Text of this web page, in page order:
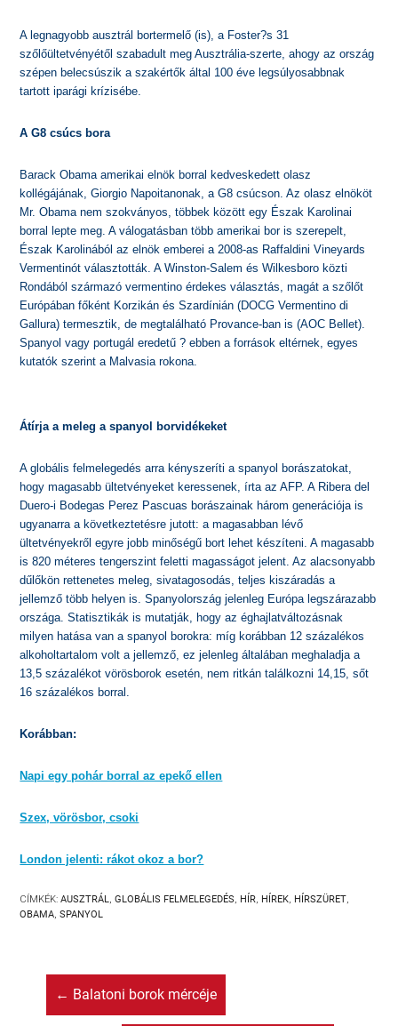
A legnagyobb ausztrál bortermelő (is), a Foster?s 31
szőlőültetvényétől szabadult meg Ausztrália-szerte, ahogy az ország
szépen belecsúszik a szakértők által 100 éve legsúlyosabbnak
tartott iparági krízisébe.
A G8 csúcs bora
Barack Obama amerikai elnök borral kedveskedett olasz
kollégájának, Giorgio Napoitanonak, a G8 csúcson. Az olasz elnököt
Mr. Obama nem szokványos, többek között egy Észak Karolinai
borral lepte meg. A válogatásban több amerikai bor is szerepelt,
Észak Karolinából az elnök emberei a 2008-as Raffaldini Vineyards
Vermentinót választották. A Winston-Salem és Wilkesboro közti
Rondából származó vermentino érdekes választás, magát a szőlőt
Európában főként Korzikán és Szardínián (DOCG Vermentino di
Gallura) termesztik, de megtalálható Provance-ban is (AOC Bellet).
Spanyol vagy portugál eredetű ? ebben a források eltérnek, egyes
kutatók szerint a Malvasia rokona.
Átírja a meleg a spanyol borvidékeket
A globális felmelegedés arra kényszeríti a spanyol borászatokat,
hogy magasabb ültetvényeket keressenek, írta az AFP. A Ribera del
Duero-i Bodegas Perez Pascuas borászainak három generációja is
ugyanarra a következtetésre jutott: a magasabban lévő
ültetvényekről egyre jobb minőségű bort lehet készíteni. A magasabb
is 820 méteres tengerszint feletti magasságot jelent. Az alacsonyabb
dűlőkön rettenetes meleg, sivatagosodás, teljes kiszáradás a
jellemző több helyen is. Spanyolország jelenleg Európa legszárazabb
országa. Statisztikák is mutatják, hogy az éghajlatváltozásnak
milyen hatása van a spanyol borokra: míg korábban 12 százalékos
alkoholtartalom volt a jellemző, ez jelenleg általában meghaladja a
13,5 százalékot vörösborok esetén, nem ritkán találkozni 14,15, sőt
16 százalékos borral.
Korábban:
Napi egy pohár borral az epekő ellen
Szex, vörösbor, csoki
London jelenti: rákot okoz a bor?
CÍMKÉK:AUSZTRÁL,GLOBÁLIS FELMELEGEDÉS, HÍR, HÍREK, HÍRSZÜRET,
OBAMA,SPANYOL
← Balatoni borok mércéje